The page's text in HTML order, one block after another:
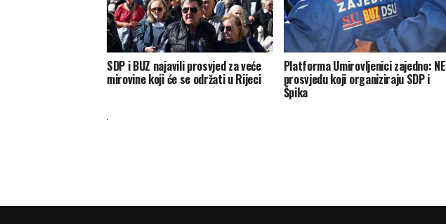
SDP i BUZ najavili prosvjed za veće
mirovine koji će se održati u Rijeci
Platforma Umirovljenici zajedno: NE
prosvjedu koji organiziraju SDP i
Špika
.